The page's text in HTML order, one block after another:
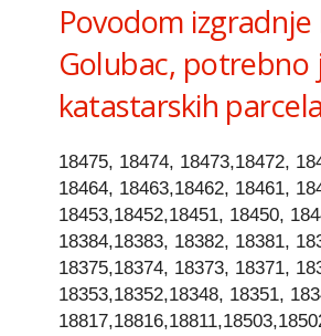
Povodom
Golubac, potrebno
katastarskih
18475, 18474, 18473,18472,
18464, 18463,18462, 18461,
18453,18452,18451, 18450,
18384,18383, 18382, 18381,
18375,18374, 18373, 18371,
18353,18352,18348, 18351,